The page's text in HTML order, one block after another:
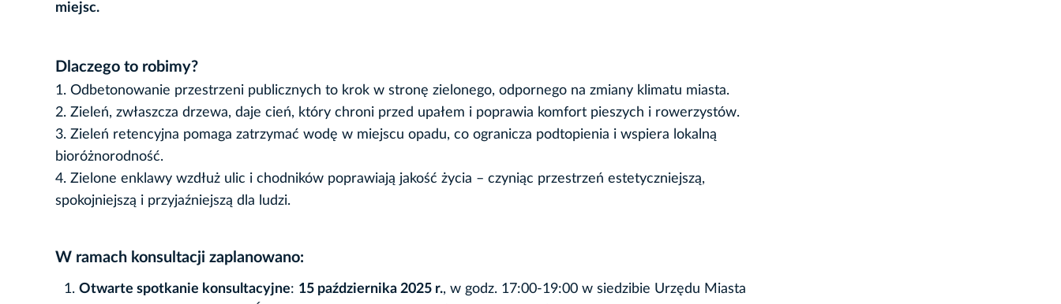
miejsc.
Dlaczego to robimy?
1. Odbetonowanie przestrzeni publicznych to krok w stronę zielonego, odpornego na zmiany klimatu miasta.
2. Zieleń, zwłaszcza drzewa, daje cień, który chroni przed upałem i poprawia komfort pieszych i rowerzystów.
3. Zieleń retencyjna pomaga zatrzymać wodę w miejscu opadu, co ogranicza podtopienia i wspiera lokalną
bioróżnorodność.
4. Zielone enklawy wzdłuż ulic i chodników poprawiają jakość życia – czyniąc przestrzeń estetyczniejszą,
spokojniejszą i przyjaźniejszą dla ludzi.
W ramach konsultacji zaplanowano:
Otwarte spotkanie konsultacyjne: 15 października 2025 r., w godz. 17:00-19:00 w siedzibie Urzędu Miasta